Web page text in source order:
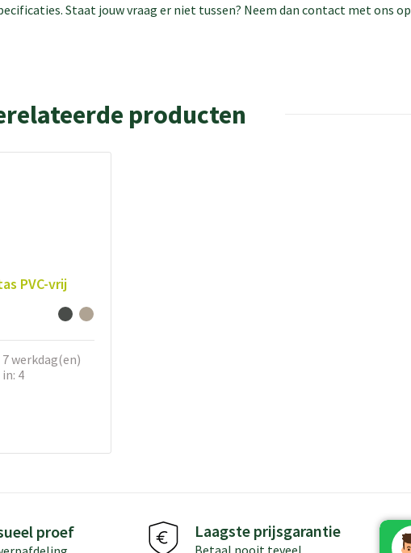
Staat jouw vraag er niet tussen? Neem dan contact met ons op
producten
PVC-vrij
werkdag(en)
4
proef Laagste prijsgarantie
Betaal nooit teveel